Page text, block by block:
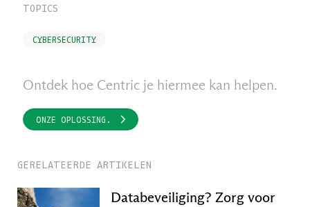
TOPICS
CYBERSECURITY
Ontdek hoe Centric je hiermee kan helpen.
ONZE OPLOSSING.
GERELATEERDE ARTIKELEN
Databeveiliging? Zorg voor